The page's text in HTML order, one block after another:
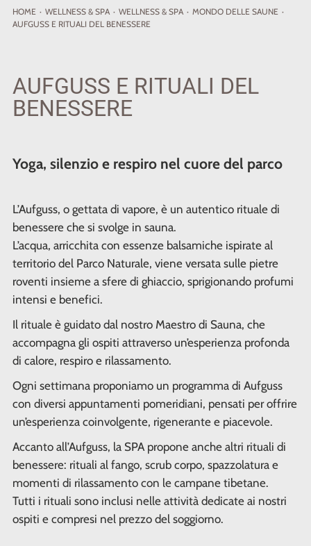
HOME · WELLNESS & SPA · WELLNESS & SPA · MONDO DELLE SAUNE ·
AUFGUSS E RITUALI DEL BENESSERE
AUFGUSS E RITUALI DEL
BENESSERE
Yoga, silenzio e respiro nel cuore del parco
L’Aufguss, o gettata di vapore, è un autentico rituale di
benessere che si svolge in sauna.
L’acqua, arricchita con essenze balsamiche ispirate al
territorio del Parco Naturale, viene versata sulle pietre
roventi insieme a sfere di ghiaccio, sprigionando profumi
intensi e benefici.
Il rituale è guidato dal nostro Maestro di Sauna, che
accompagna gli ospiti attraverso un’esperienza profonda
di calore, respiro e rilassamento.
Ogni settimana proponiamo un programma di Aufguss
con diversi appuntamenti pomeridiani, pensati per offrire
un’esperienza coinvolgente, rigenerante e piacevole.
Accanto all’Aufguss, la SPA propone anche altri rituali di
benessere: rituali al fango, scrub corpo, spazzolatura e
momenti di rilassamento con le campane tibetane.
Tutti i rituali sono inclusi nelle attività dedicate ai nostri
ospiti e compresi nel prezzo del soggiorno.